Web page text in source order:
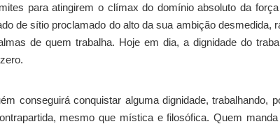
para atingirem o clímax do domínio absoluto da
de sítio proclamado do alto da sua ambição desmedida,
de quem trabalha. Hoje em dia, a dignidade do
conseguirá conquistar alguma dignidade, trabalhando,
mesmo que mística e filosófica. Quem